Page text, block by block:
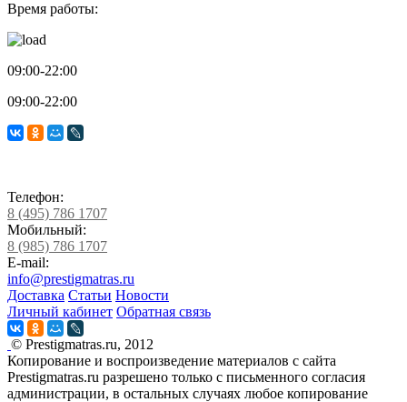
Время работы:
09:00-22:00
09:00-22:00
Телефон:
8 (495) 786 1707
Мобильный:
8 (985) 786 1707
E-mail:
info@prestigmatras.ru
Доставка Статьи Новости
Личный кабинет Обратная связь
© Prestigmatras.ru, 2012
Копирование и воспроизведение материалов с сайта
Prestigmatras.ru разрешено только с письменного согласия
администрации, в остальных случаях любое копирование